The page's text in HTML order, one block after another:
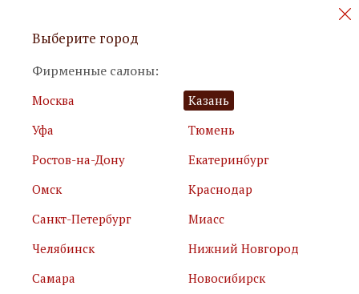
Персональные акции и новинки
Я принимаю
условия использования сайта
Я соглашаюсь сполитикой обработки персональных
Подписаться
Выберите город
Фирменные салоны:
Москва
Казань
Уфа
Тюмень
Ростов-на-Дону
Екатеринбург
Омск
Краснодар
Санкт-Петербург
Миасс
Челябинск
Нижний Новгород
Самара
Новосибирск